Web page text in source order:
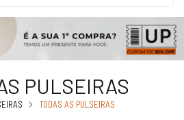
PULSEIRAS
TODAS AS PULSEIRAS